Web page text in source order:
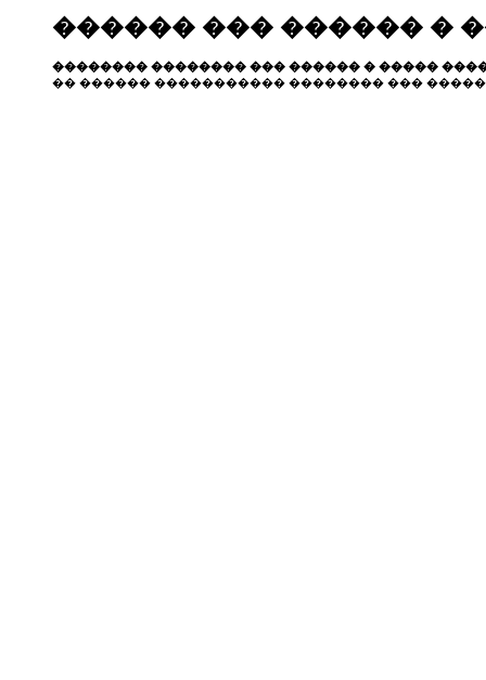
������ ��� ������ �
�������� �������� ��� ������ � �����
�� ������ ����������� �������� ���